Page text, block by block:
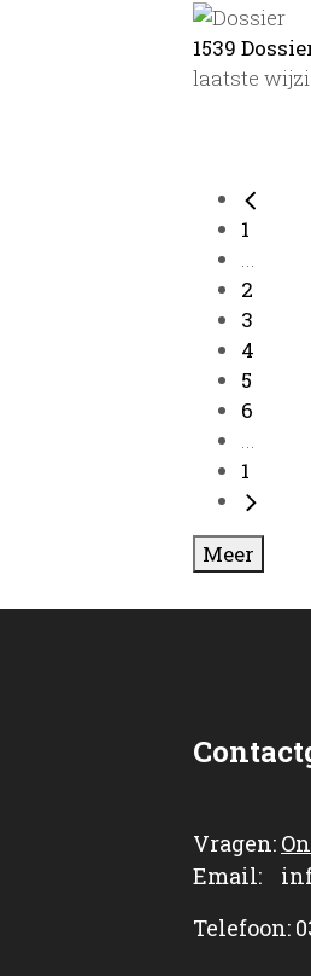
1539
laatste
1
...
2
3
4
5
6
...
1
Meer
Vragen:
Email:
Telefoon: